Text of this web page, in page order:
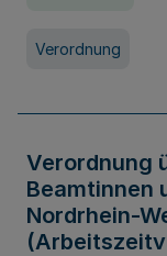
Verordnung
Verordnung
Beamtinnen
Nordrhein-